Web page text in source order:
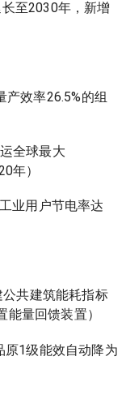
至2030年，新增
效率26.5%的组
全球最大
年）
业用户节电率达
共建筑能耗指标
能量回馈装置）
1级能效自动降为